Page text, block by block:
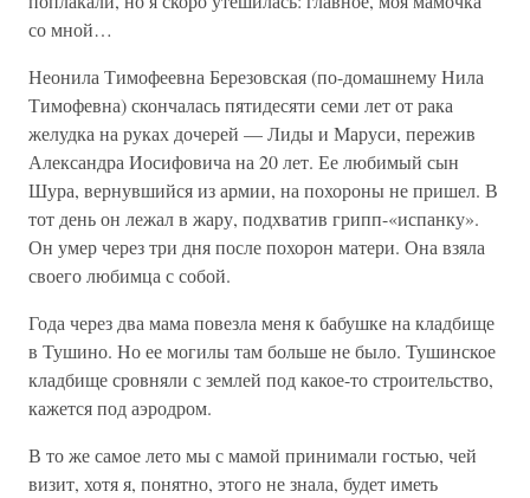
со мной…
Неонила Тимофеевна Березовская (по-домашнему Нила
Тимофевна) скончалась пятидесяти семи лет от рака
желудка на руках дочерей — Лиды и Маруси, пережив
Александра Иосифовича на 20 лет. Ее любимый сын
Шура, вернувшийся из армии, на похороны не пришел. В
тот день он лежал в жару, подхватив грипп-«испанку».
Он умер через три дня после похорон матери. Она взяла
своего любимца с собой.
Года через два мама повезла меня к бабушке на кладбище
в Тушино. Но ее могилы там больше не было. Тушинское
кладбище сровняли с землей под какое-то строительство,
кажется под аэродром.
В то же самое лето мы с мамой принимали гостью, чей
визит, хотя я, понятно, этого не знала, будет иметь